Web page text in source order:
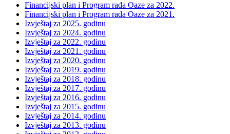
Financijski plan i Program rada Oaze za 2022.
Financijski plan i Program rada Oaze za 2021.
Izvještaj za 2025. godinu
Izvještaj za 2024. godinu
Izvještaj za 2022. godinu
Izvještaj za 2021. godinu
Izvještaj za 2020. godinu
Izvještaj za 2019. godinu
Izvještaj za 2018. godinu
Izvještaj za 2017. godinu
Izvještaj za 2016. godinu
Izvještaj za 2015. godinu
Izvještaj za 2014. godinu
Izvještaj za 2013. godinu